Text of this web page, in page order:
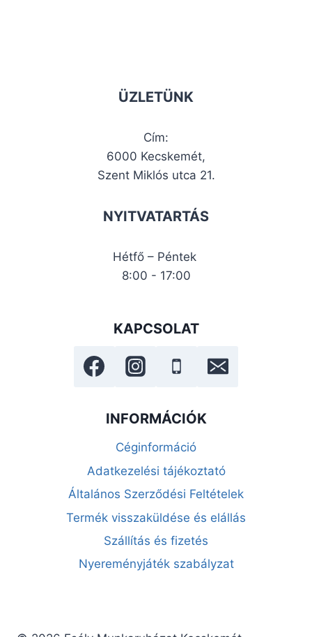
ÜZLETÜNK
Cím:
6000 Kecskemét,
Szent Miklós utca 21.
NYITVATARTÁS
Hétfő – Péntek
8:00 - 17:00
KAPCSOLAT
INFORMÁCIÓK
Céginformáció
Adatkezelési tájékoztató
Általános Szerződési Feltételek
Termék visszaküldése és elállás
Szállítás és fizetés
Nyereményjáték szabályzat